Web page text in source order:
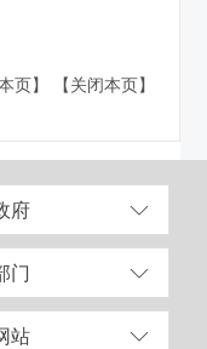
页】 【关闭本页】
府
门
站